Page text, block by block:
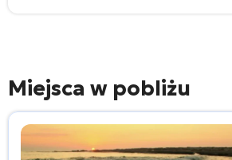
Miejsca w pobliżu